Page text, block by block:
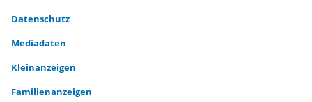
Datenschutz
Mediadaten
Kleinanzeigen
Familienanzeigen